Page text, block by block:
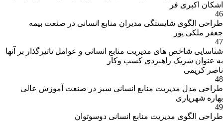
اشکان اکبری فر
46
طراحی الگوی شایستگی مدیران منابع انسانی در صنعت بیمه
جعفر ملکی پور
47
شناسایی شاخص های مدیریت منابع انسانی و عوامل تاثیرگذار بر آنها
به عنوان شریک راهبردی کسب وکار
ناصر کریمی
48
طراحی مدل مدیریت منابع انسانی سبز در صنعت آموزش عالی
بهاره شهریاری
49
طراحی الگوی مدیریت منابع انسانی دوسوتوان